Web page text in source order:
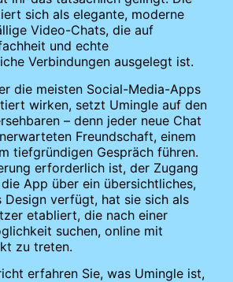
sich als elegante, moderne
Video-Chats, die auf
und echte
Verbindungen ausgelegt ist.
die meisten Social-Media-Apps
wirken, setzt Umingle auf den
– denn jeder neue Chat
Freundschaft, einem
tiefgründigen Gespräch führen.
erforderlich ist, der Zugang
App über ein übersichtliches,
Design verfügt, hat sie sich als
etabliert, die nach einer
suchen, online mit
zu treten.
erfahren Sie, was Umingle ist,